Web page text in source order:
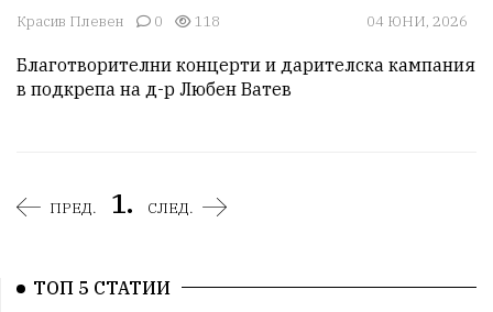
Красив Плевен 0 118 04 ЮНИ, 2026
Благотворителни концерти и дарителска кампания
в подкрепа на д-р Любен Ватев
ПРЕД. 1. СЛЕД.
ТОП 5 СТАТИИ